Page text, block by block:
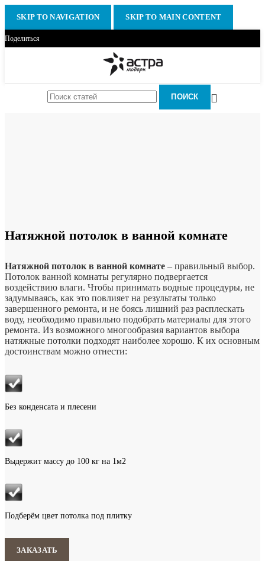
SKIP TO NAVIGATION SKIP TO MAIN CONTENT
Поделиться
ПОИСК
Натяжной потолок в ванной комнате
Натяжной потолок в ванной комнате – правильный выбор.
Потолок ванной комнаты регулярно подвергается
воздействию влаги. Чтобы принимать водные процедуры, не
задумываясь, как это повлияет на результаты только
завершенного ремонта, и не боясь лишний раз расплескать
воду, необходимо правильно подобрать материалы для этого
ремонта. Из возможного многообразия вариантов выбора
натяжные потолки подходят наиболее хорошо. К их основным
достоинствам можно отнести:
Без конденсата и плесени
Выдержит массу до 100 кг на 1м2
Подберём цвет потолка под плитку
ЗАКАЗАТЬ